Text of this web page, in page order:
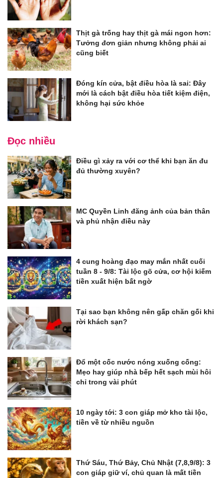
Thịt gà trống hay thịt gà mái ngon hơn:
Tưởng đơn giản nhưng không phải ai
cũng biết
Đóng kín cửa, bật điều hòa là sai: Đây
mới là cách bật điều hòa tiết kiệm điện,
không hại sức khỏe
Đọc nhiều
Điều gì xảy ra với cơ thể khi bạn ăn đu
đủ thường xuyên?
MC Quyền Linh đăng ảnh của bản thân
và phủ nhận điều này
4 cung hoàng đạo may mắn nhất cuối
tuần 8 - 9/8: Tài lộc gõ cửa, cơ hội kiếm
tiền xuất hiện bất ngờ
Tại sao bạn không nên gấp chăn gối khi
rời khách sạn?
Đổ một cốc nước nóng xuống cống:
Mẹo hay giúp nhà bếp hết sạch mùi hôi
chỉ trong vài phút
10 ngày tới: 3 con giáp mở kho tài lộc,
tiền về từ nhiều nguồn
Thứ Sáu, Thứ Bảy, Chủ Nhật (7,8,9/8): 3
con giáp giữ ví, chủ quan là mất tiền